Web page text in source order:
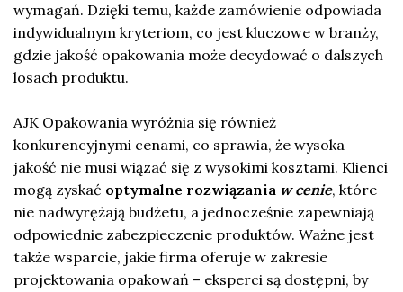
wymagań. Dzięki temu, każde zamówienie odpowiada
indywidualnym kryteriom, co jest kluczowe w branży,
gdzie jakość opakowania może decydować o dalszych
losach produktu.
AJK Opakowania wyróżnia się również
konkurencyjnymi cenami, co sprawia, że wysoka
jakość nie musi wiązać się z wysokimi kosztami. Klienci
mogą zyskać optymalne rozwiązania w cenie, które
nie nadwyrężają budżetu, a jednocześnie zapewniają
odpowiednie zabezpieczenie produktów. Ważne jest
także wsparcie, jakie firma oferuje w zakresie
projektowania opakowań – eksperci są dostępni, by